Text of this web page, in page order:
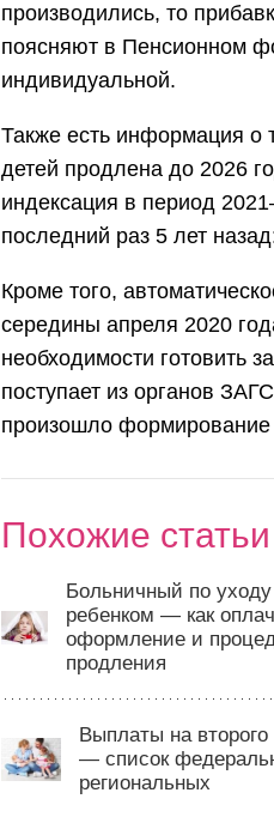
производились, то
поясняют в Пенсионном
индивидуальной.
Также есть информация о
детей продлена до 2026
индексация в период
последний раз 5 лет
Кроме того,
середины апреля 2020
необходимости готовить
поступает из органов
произошло формирование
Похожие статьи
Больничный по уходу
ребенком — как
оформление и
продления
Выплаты на второго
— список
региональных